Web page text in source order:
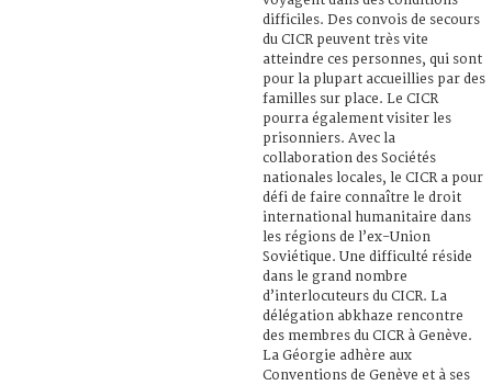
difficiles. Des convois de secours
du CICR peuvent très vite
atteindre ces personnes, qui sont
pour la plupart accueillies par des
familles sur place. Le CICR
pourra également visiter les
prisonniers. Avec la
collaboration des Sociétés
nationales locales, le CICR a pour
défi de faire connaître le droit
international humanitaire dans
les régions de l’ex-Union
Soviétique. Une difficulté réside
dans le grand nombre
d’interlocuteurs du CICR. La
délégation abkhaze rencontre
des membres du CICR à Genève.
La Géorgie adhère aux
Conventions de Genève et à ses